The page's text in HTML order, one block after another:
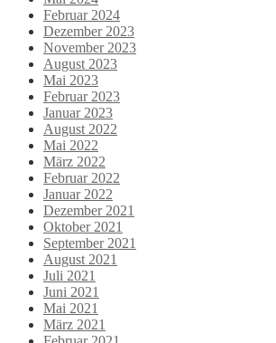
Februar 2024
Dezember 2023
November 2023
August 2023
Mai 2023
Februar 2023
Januar 2023
August 2022
Mai 2022
März 2022
Februar 2022
Januar 2022
Dezember 2021
Oktober 2021
September 2021
August 2021
Juli 2021
Juni 2021
Mai 2021
März 2021